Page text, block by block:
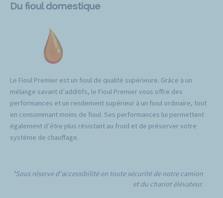
Du fioul domestique
Le Fioul Premier est un fioul de qualité supérieure. Grâce à un
mélange savant d’additifs, le Fioul Premier vous offre des
performances et un rendement supérieur à un fioul ordinaire, tout
en consommant moins de fioul. Ses performances lui permettent
également d’être plus résistant au froid et de préserver votre
système de chauffage.
*Sous réserve d'accessibilité en toute sécurité de notre camion
et du chariot élévateur.